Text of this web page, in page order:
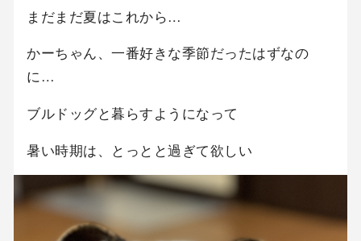
まだまだ夏はこれから…
かーちゃん、一番好きな季節だったはずなの
に…
ブルドッグと暮らすようになって
暑い時期は、とっとと過ぎて欲しい